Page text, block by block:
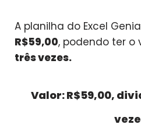
A planilha do Excel
R$59,00, podendo ter o
três vezes.
Valor: R$59,00,